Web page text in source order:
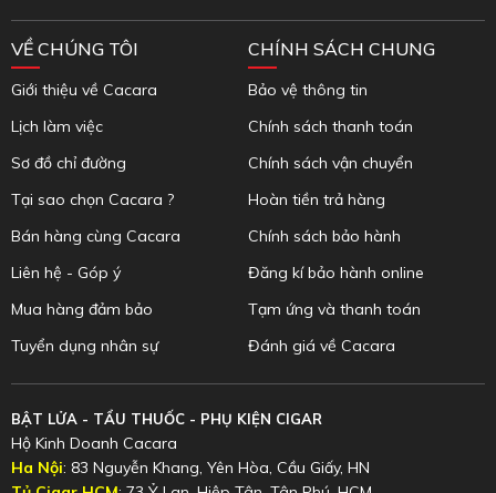
VỀ CHÚNG TÔI
Giới thiệu về Cacara
Lịch làm việc
Sơ đồ chỉ đường
Tại sao chọn Cacara ?
Bán hàng cùng Cacara
Liên hệ - Góp ý
Mua hàng đảm bảo
Tuyển dụng nhân sự
CHÍNH SÁCH CHUNG
Bảo vệ thông tin
Chính sách thanh toán
Chính sách vận chuyển
Hoàn tiền trả hàng
Chính sách bảo hành
Đăng kí bảo hành online
Tạm ứng và thanh toán
Đánh giá về Cacara
BẬT LỬA - TẨU THUỐC - PHỤ KIỆN CIGAR
Hộ Kinh Doanh Cacara
Ha Nội: 83 Nguyễn Khang, Yên Hòa, Cầu Giấy, HN